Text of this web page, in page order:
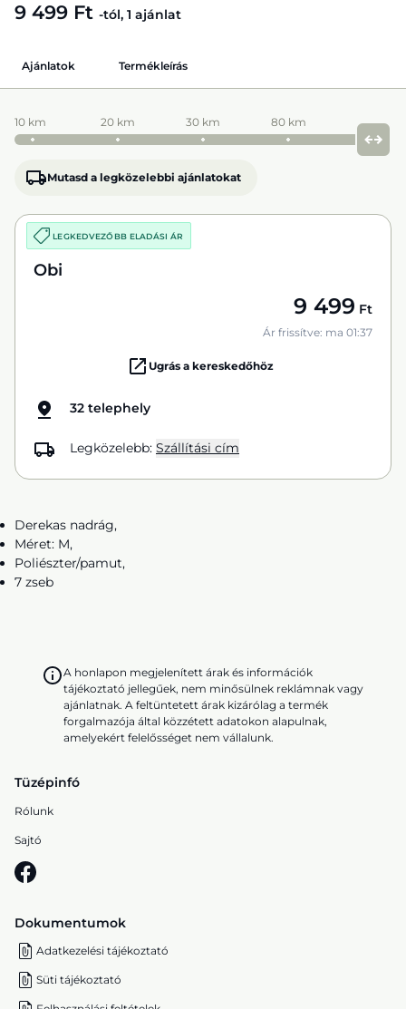
9 499 Ft -tól, 1 ajánlat
Ajánlatok Termékleírás
10 km 20 km 30 km 80 km
Mutasd a legközelebbi ajánlatokat
LEGKEDVEZŐBB ELADÁSI ÁR
Obi
9 499 Ft
Ár frissítve: ma 01:37
Ugrás a kereskedőhöz
32 telephely
Legközelebb: Szállítási cím
Derekas nadrág,
Méret: M,
Poliészter/pamut,
7 zseb
A honlapon megjelenített árak és információk
tájékoztató jellegűek, nem minősülnek reklámnak vagy
ajánlatnak. A feltüntetett árak kizárólag a termék
forgalmazója által közzétett adatokon alapulnak,
amelyekért felelősséget nem vállalunk.
Tüzépinfó
Rólunk
Sajtó
Dokumentumok
Adatkezelési tájékoztató
Süti tájékoztató